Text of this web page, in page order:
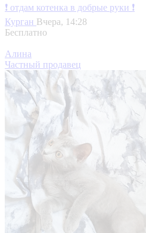
❗ отдам котенка в добрые руки ❗
Курган Вчера, 14:28
Бесплатно
Алина
Частный продавец